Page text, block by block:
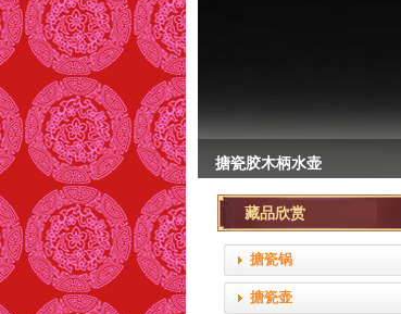
搪瓷胶木柄水壶
null艺术搪瓷面盘
6cm的搪瓷口杯
描金直型双耳烧锅
藏品欣赏
搪瓷锅
搪瓷壶